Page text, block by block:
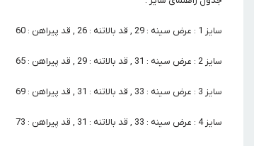
سایز 1 : عرض سینه : 29 , قد بالاتنه : 26 , قد پیراهن : 60
سایز 2 : عرض سینه : 31 , قد بالاتنه : 29 , قد پیراهن : 65
سایز 3 : عرض سینه : 33 , قد بالاتنه : 31 , قد پیراهن : 69
سایز 4 : عرض سینه : 33 , قد بالاتنه : 31 , قد پیراهن : 73